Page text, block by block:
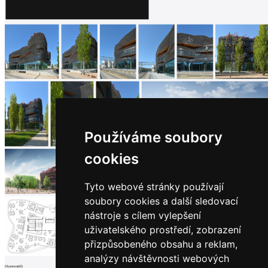
Používáme soubory
cookies
Tyto webové stránky používají
soubory cookies a další sledovací
nástroje s cílem vylepšení
uživatelského prostředí, zobrazení
přizpůsobeného obsahu a reklam,
analýzy návštěvnosti webových
0komentářů
dodavatelů
Vložit
inzerát
do
burzy
práce
Newsletter
Přihlaste se k odběru našeho pravidelného
týdenního newsletteru:
Fill in „nospam“
© Archiweb, s.r.o. 1997-2026
ISSN: 1801-3902